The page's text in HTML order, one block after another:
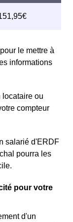
le mettre à
informations
locataire ou
compteur
salarié d'ERDF
pourra les
pour votre
d'un